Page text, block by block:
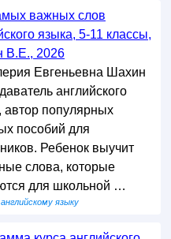
важных слов
языка, 5-11 классы,
В.Е., 2026
Евгеньевна Шахин
английского
автор популярных
пособий для
Ребенок выучит
слова, которые
для школьной …
языку